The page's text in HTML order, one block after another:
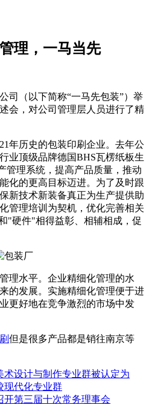
理，一马当先
司（以下简称“一马先包装”）举
会，对公司管理层人员进行了精
年历史的包装印刷企业。去年公
业顶级品牌德国BHS瓦楞纸板生
管理系统，提高产品质量，推动
化的更高目标迈进。为了及时跟
新技术新装备真正为生产提供助
管理培训为契机，优化完善相关
"硬件"相得益彰、相辅相成，促
理水平。企业精细化管理的水
的发展。实施精细化管理便于进
更好地在竞争激烈的市场中发
但是很多产品都是销往南京等
术设计与制作专业群被认定为
现代化专业群
开第三届十次常务理事会